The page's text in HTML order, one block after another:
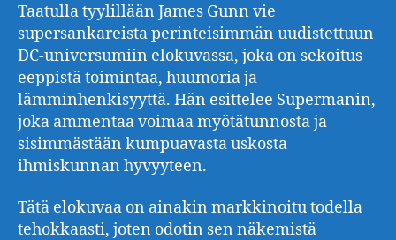
Taatulla tyylillään James Gunn vie
supersankareista perinteisimmän uudistettuun
DC-universumiin elokuvassa, joka on sekoitus
eeppistä toimintaa, huumoria ja
lämminhenkisyyttä. Hän esittelee Supermanin,
joka ammentaa voimaa myötätunnosta ja
sisimmästään kumpuavasta uskosta
ihmiskunnan hyvyyteen.
Tätä elokuvaa on ainakin markkinoitu todella
tehokkaasti, joten odotin sen näkemistä